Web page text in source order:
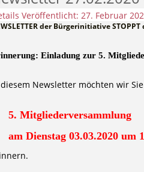
Veröffentlicht: 27. Februar
der Bürgerinitiative
Einladung zur 5.
Newsletter möchten wir
5. Mitgliederversammlung
am Dienstag 03.03.2020